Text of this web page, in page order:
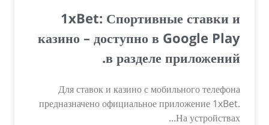
1xBet: Спортивные ставки и
казино – доступно в Google Play
в разделе приложений.
Для ставок и казино с мобильного телефона
предназначено официальное приложение 1xBet.
На устройствах...